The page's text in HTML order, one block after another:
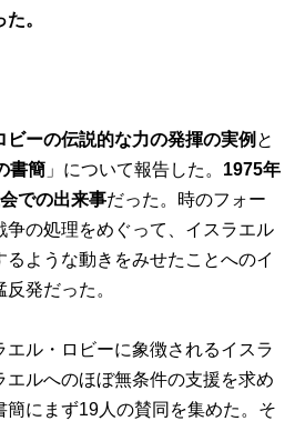
。
ビーの伝説的な力の発揮の実例 と
書簡 」について報告した。 1975年
での出来事だった。時のフォー
争の処理をめぐって、イスラエル
ような動きをみせたことへのイ
発だった。
エル・ロビーに象徴されるイスラ
エルへのほぼ無条件の支援を求め
簡にまず19人の賛同を集めた。そ